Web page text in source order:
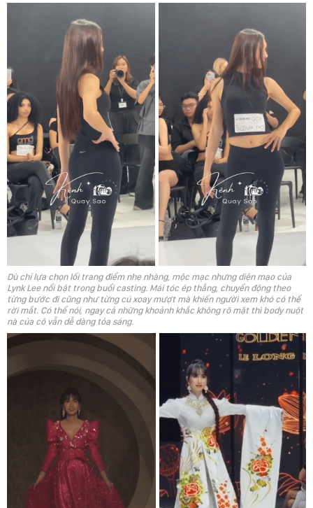
Dù chỉ lựa chọn lối trang điểm nhẹ nhàng, mộc mạc nhưng diện mạo của
Lynk Lee nổi bật trong buổi casting. Mái tóc ép thẳng, chuyển động theo
từng bước đi cũng như từng cú xoay mượt mà khiến người xem khó có thể
rời mắt. Có thể nói, ngay cả những khoảnh khắc không rõ mặt thì body nuột
nà của cô vẫn dễ dàng tỏa sáng.